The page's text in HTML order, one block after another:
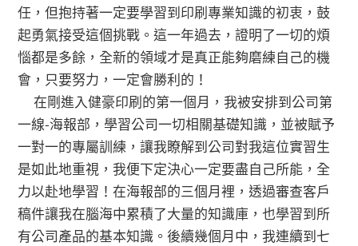
任，但抱持著一定要學習到印刷專業知識的初衷，鼓
起勇氣接受這個挑戰。這一年過去，證明了一切的煩
惱都是多餘，全新的領域才是真正能夠磨練自己的機
會，只要努力，一定會勝利的！
在剛進入健豪印刷的第一個月，我被安排到公司第
一線-海報部，學習公司一切相關基礎知識，並被賦予
一對一的專屬訓練，讓我瞭解到公司對我這位實習生
是如此地重視，我便下定決心一定要盡自己所能，全
力以赴地學習！在海報部的三個月裡，透過審查客戶
稿件讓我在腦海中累積了大量的知識庫，也學習到所
有公司產品的基本知識。後續幾個月中，我連續到七